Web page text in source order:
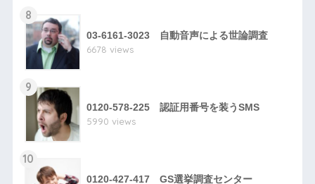
8
03-6161-3023 自動音声による世論調査
6678 views
9
0120-578-225 認証用番号を装うSMS
5990 views
10
0120-427-417 GS選挙調査センター